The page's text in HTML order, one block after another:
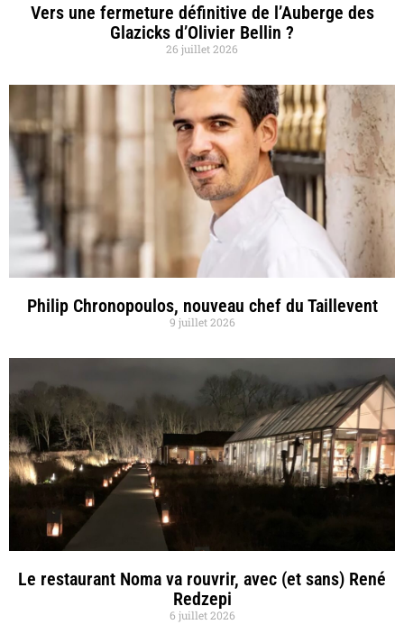
Vers une fermeture définitive de l’Auberge des
Glazicks d’Olivier Bellin ?
26 juillet 2026
Philip Chronopoulos, nouveau chef du Taillevent
9 juillet 2026
Le restaurant Noma va rouvrir, avec (et sans) René
Redzepi
6 juillet 2026